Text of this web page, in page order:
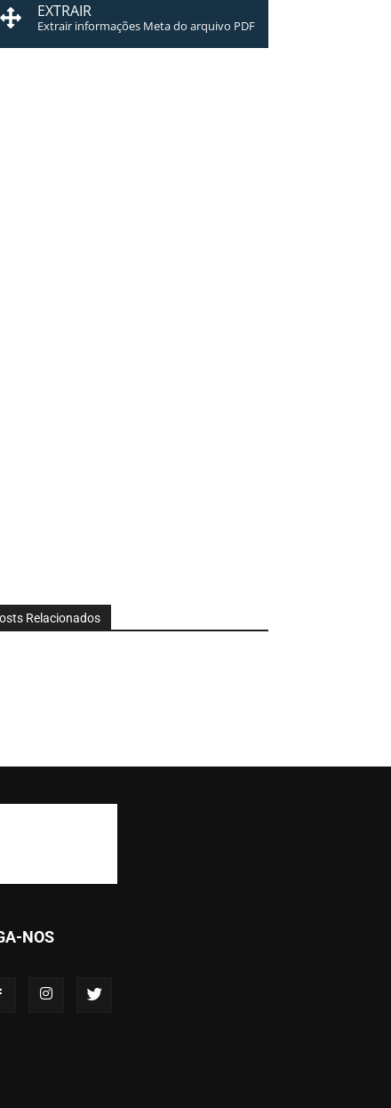
EXTRAIR
Extrair informações Meta do arquivo PDF
Relacionados
NOS